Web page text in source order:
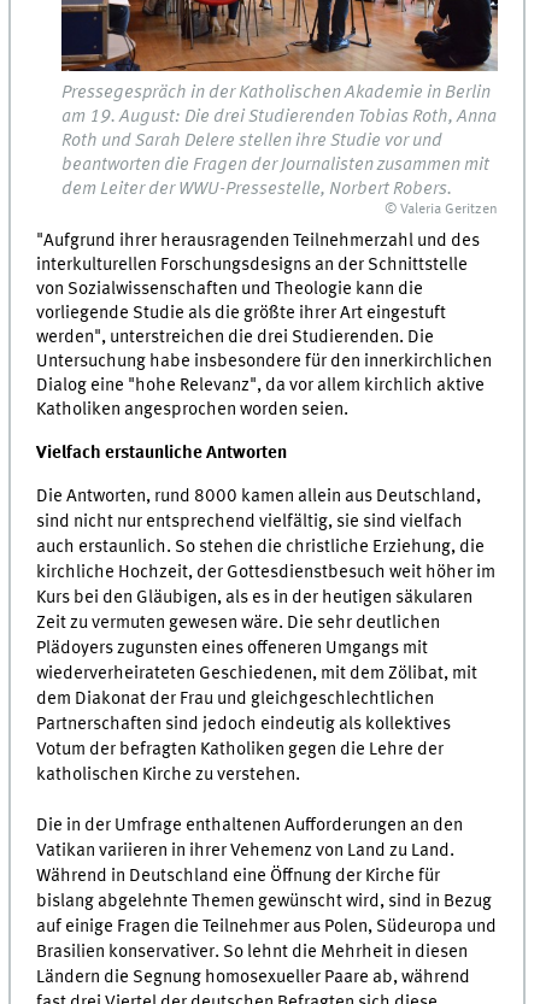
Pressegespräch in der Katholischen Akademie in Berlin
am 19. August: Die drei Studierenden Tobias Roth, Anna
Roth und Sarah Delere stellen ihre Studie vor und
beantworten die Fragen der Journalisten zusammen mit
dem Leiter der WWU-Pressestelle, Norbert Robers.
© Valeria Geritzen
"Aufgrund ihrer herausragenden Teilnehmerzahl und des
interkulturellen Forschungsdesigns an der Schnittstelle
von Sozialwissenschaften und Theologie kann die
vorliegende Studie als die größte ihrer Art eingestuft
werden", unterstreichen die drei Studierenden. Die
Untersuchung habe insbesondere für den innerkirchlichen
Dialog eine "hohe Relevanz", da vor allem kirchlich aktive
Katholiken angesprochen worden seien.
Vielfach erstaunliche Antworten
Die Antworten, rund 8000 kamen allein aus Deutschland,
sind nicht nur entsprechend vielfältig, sie sind vielfach
auch erstaunlich. So stehen die christliche Erziehung, die
kirchliche Hochzeit, der Gottesdienstbesuch weit höher im
Kurs bei den Gläubigen, als es in der heutigen säkularen
Zeit zu vermuten gewesen wäre. Die sehr deutlichen
Plädoyers zugunsten eines offeneren Umgangs mit
wiederverheirateten Geschiedenen, mit dem Zölibat, mit
dem Diakonat der Frau und gleichgeschlechtlichen
Partnerschaften sind jedoch eindeutig als kollektives
Votum der befragten Katholiken gegen die Lehre der
katholischen Kirche zu verstehen.
Die in der Umfrage enthaltenen Aufforderungen an den
Vatikan variieren in ihrer Vehemenz von Land zu Land.
Während in Deutschland eine Öffnung der Kirche für
bislang abgelehnte Themen gewünscht wird, sind in Bezug
auf einige Fragen die Teilnehmer aus Polen, Südeuropa und
Brasilien konservativer. So lehnt die Mehrheit in diesen
Ländern die Segnung homosexueller Paare ab, während